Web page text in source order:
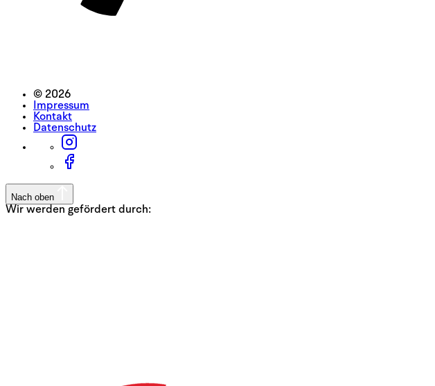
© 2026
Impressum
Kontakt
Datenschutz
Nach oben
Wir werden gefördert durch: